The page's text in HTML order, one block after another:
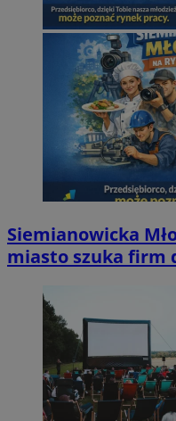
Siemianowicka
miasto szuka firm